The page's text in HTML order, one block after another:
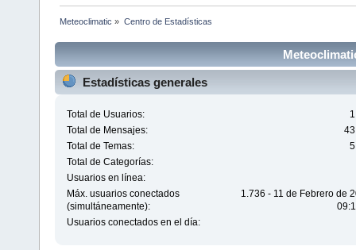
Meteoclimatic » Centro de Estadísticas
Estadísticas generales
Total de Usuarios:
Total de Mensajes:
Total de Temas:
Total de Categorías:
Usuarios en línea:
Máx. usuarios conectados
(simultáneamente):
1.736 - 11 de Febrero de
Usuarios conectados en el día: